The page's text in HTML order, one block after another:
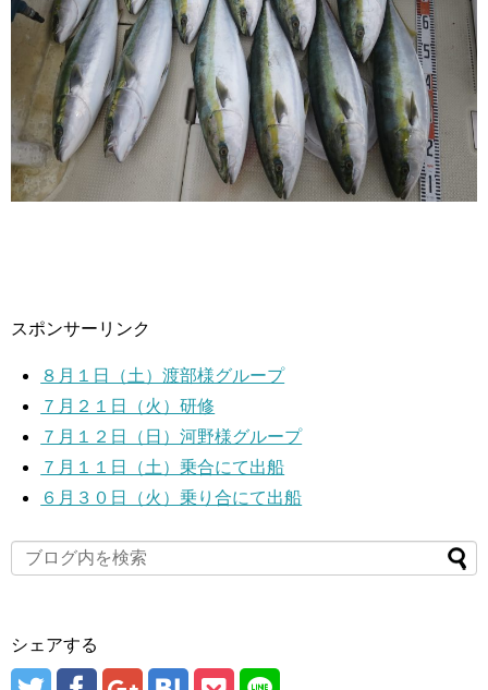
スポンサーリンク
８月１日（土）渡部様グループ
７月２１日（火）研修
７月１２日（日）河野様グループ
７月１１日（土）乗合にて出船
６月３０日（火）乗り合にて出船
シェアする